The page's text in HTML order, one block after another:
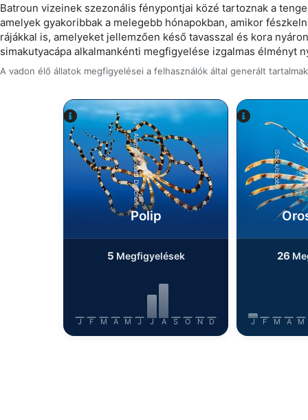
Batroun vizeinek szezonális fénypontjai közé tartoznak a
amelyek gyakoribbak a melegebb hónapokban, amikor
rájákkal is, amelyeket jellemzően késő tavasszal és kora
simakutyacápa alkalmankénti megfigyelése izgalmas élményt
A vadon élő állatok megfigyelései a felhasználók által generált
Alamy/Reinhard Dirscherl
Polip
5 Megfigyelések
J F M A M J J A S O N D
iStock/cinoby
26
J F M A M